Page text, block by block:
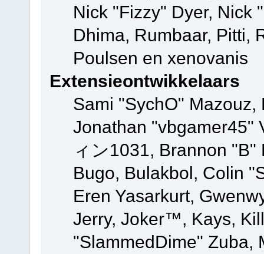
Nick "Fizzy" Dyer, Nick
Dhima, Rumbaar, Pitti,
Poulsen en xenovanis
Extensieontwikkelaars
Sami "SychO"
Jonathan "vbgamer45"
ィン1031, Brannon
Bugo, Bulakbol, Colin
Eren Yasarkurt,
Jerry, Joker™, Kays,
"SlammedDime" Zuba,